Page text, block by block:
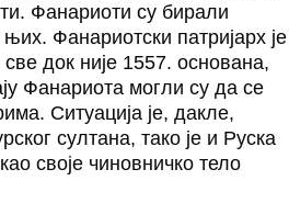
Фанариоти су бирали
Фанариотски патријарх је
док није 1557. основана,
Фанариота могли су да се
Ситуација је, дакле,
султана, тако је и Руска
своје чиновничко тело